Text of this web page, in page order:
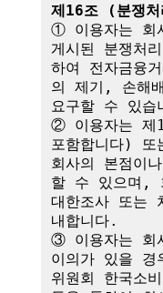
제16조 (분쟁
① 이용자는 회
게시된 분쟁처
하여 전자금융
의 제기, 손해
요구할 수 있습
② 이용자는 제1
포함합니다) 또
회사의 본점이
할 수 있으며,
대한조사 또는
내합니다.
③ 이용자는 회
이의가 있을 경
위원회 한국소